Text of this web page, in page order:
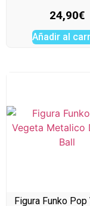
24,90€
Añadir al
Figura Funko